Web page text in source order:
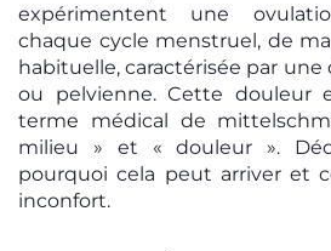
expérimentent une
chaque cycle menstruel, de
habituelle, caractérisée par
ou pelvienne. Cette douleur
terme médical de
milieu » et « douleur ».
pourquoi cela peut arriver et
inconfort.